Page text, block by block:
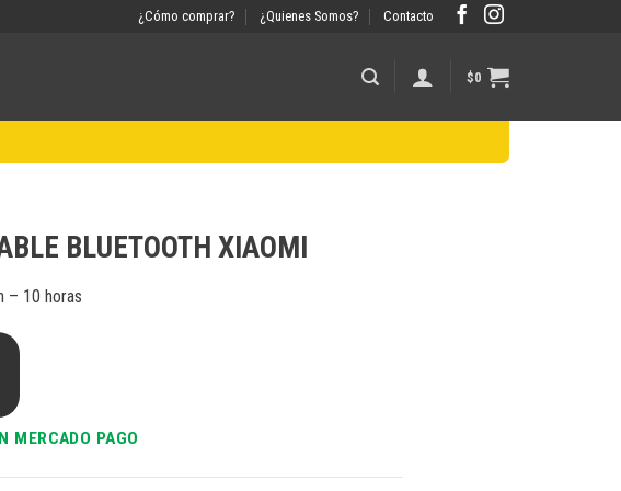
¿Cómo comprar? ¿Quienes Somos? Contacto
$0
BLUETOOTH XIAOMI
– 10 horas
MERCADO PAGO